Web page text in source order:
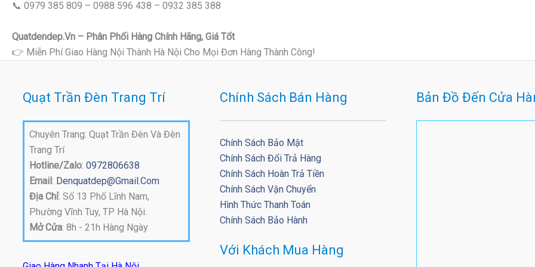
📞 0979 385 809 – 0988 596 438 – 0932 385 388
Quatdendep.vn – Phân Phối Hàng Chính Hãng, Giá Tốt
👉 Miễn Phí Giao Hàng Nội Thành Hà Nội Cho Mọi Đơn Hàng Thành Công!
Quạt Trần Đèn Trang Trí
Chuyên Trang: Quạt Trần Đèn Và Đèn
Trang Trí
Hotline/Zalo: 0972806638
Email: Denquatdep@gmail.com
Địa Chỉ: Số 13 Phố Lĩnh Nam,
Phường Vĩnh Tuy, TP Hà Nội.
Mở Cửa: 8h - 21h Hàng Ngày
Chính Sách Bán Hàng
Chính Sách Bảo Mật
Chính Sách Đổi Trả Hàng
Chính Sách Hoàn Trả Tiền
Chính Sách Vận Chuyển
Hình Thức Thanh Toán
Chính Sách Bảo Hành
Với Khách Mua Hàng
Bản Đồ Đến Cửa